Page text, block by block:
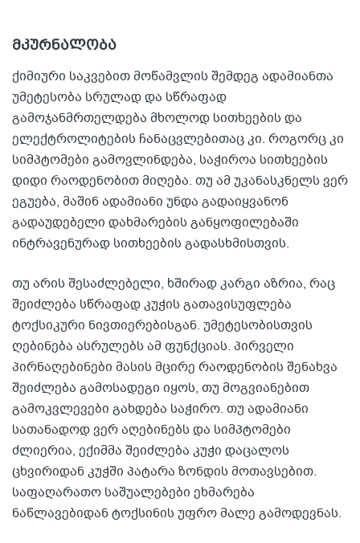
მკურნალობა
ქიმიური საკვებით მოწამვლის შემდეგ ადამიანთა
უმეტესობა სრულად და სწრაფად
გამოჯანმრთელდება მხოლოდ სითხეების და
ელექტროლიტების ჩანაცვლებითაც კი. როგორც კი
სიმპტომები გამოვლინდება, საჭიროა სითხეების
დიდი რაოდენობით მიღება. თუ ამ უკანასკნელს ვერ
ეგუება, მაშინ ადამიანი უნდა გადაიყვანონ
გადაუდებელი დახმარების განყოფილებაში
ინტრავენურად სითხეების გადასხმისთვის.
თუ არის შესაძლებელი, ხშირად კარგი აზრია, რაც
შეიძლება სწრაფად კუჭის გათავისუფლება
ტოქსიკური ნივთიერებისგან. უმეტესობისთვის
ღებინება ასრულებს ამ ფუნქციას. პირველი
პირნაღებინები მასის მცირე რაოდენობის შენახვა
შეიძლება გამოსადეგი იყოს, თუ მოგვიანებით
გამოკვლევები გახდება საჭირო. თუ ადამიანი
სათანადოდ ვერ აღებინებს და სიმპტომები
ძლიერია, ექიმმა შეიძლება კუჭი დაცალოს
ცხვირიდან კუჭში პატარა ზონდის მოთავსებით.
საფაღარათო საშუალებები ეხმარება
ნაწლავებიდან ტოქსინის უფრო მალე გამოდევნას.